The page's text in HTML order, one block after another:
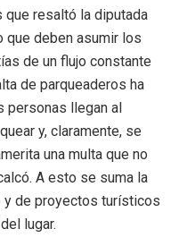
resaltó la diputada
que deben asumir los
de un flujo constante
de parqueaderos ha
personas llegan al
y, claramente, se
una multa que no
A esto se suma la
y de proyectos turísticos
lugar.